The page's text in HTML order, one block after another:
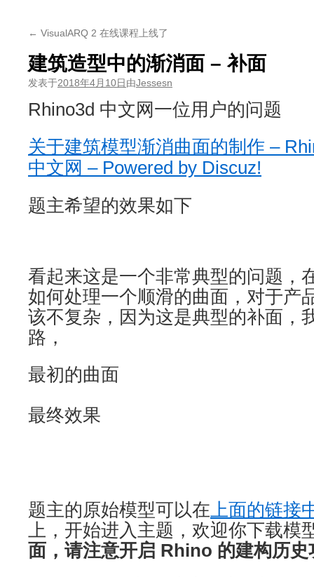
← VisualARQ 2 在线课程上线了
建筑造型中的渐消面 – 补面
发表于2018年4月10日由Jessesn
Rhino3d 中文网一位用户的问题
关于建筑模型渐消曲面的制作 –
中文网 – Powered by Discuz!
题主希望的效果如下
看起来这是一个非常典型的问题，
如何处理一个顺滑的曲面，对于产
该不复杂，因为这是典型的补面，
路，
最初的曲面
最终效果
题主的原始模型可以在 上面的链接
上，开始进入主题，欢迎你下载模
面，请注意开启 Rhino 的建构历史